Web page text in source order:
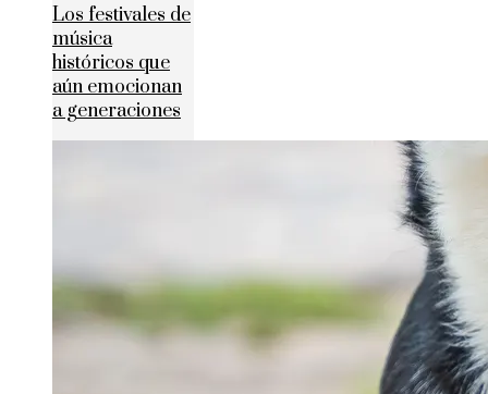
Los festivales de
música
históricos que
aún emocionan
a generaciones